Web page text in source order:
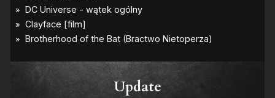
Update